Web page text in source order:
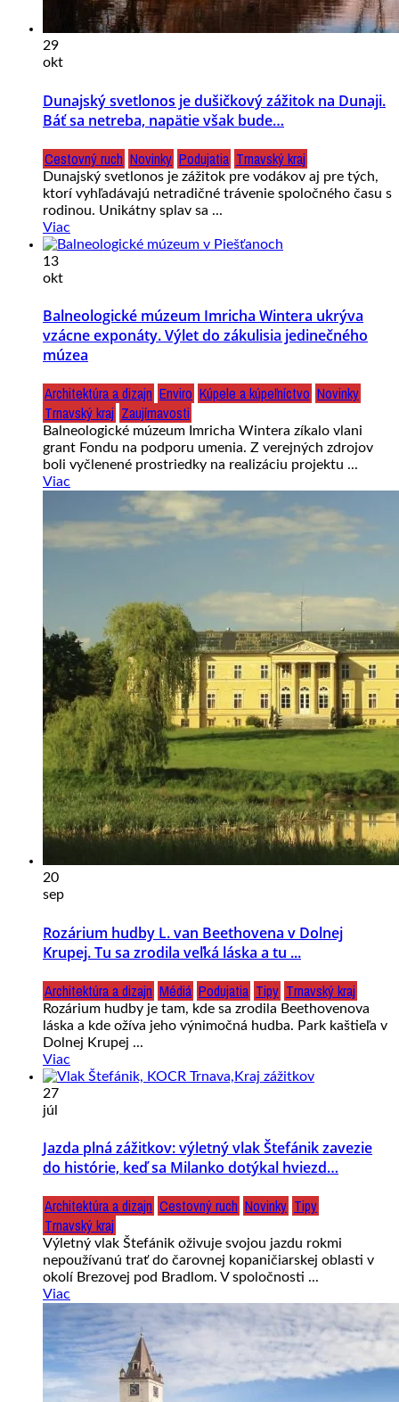
29
okt
Dunajský svetlonos je dušičkový zážitok na Dunaji.
Báť sa netreba, napätie však bude…
Cestovný ruch Novinky Podujatia Trnavský kraj
Dunajský svetlonos je zážitok pre vodákov aj pre tých,
ktorí vyhľadávajú netradičné trávenie spoločného času s
rodinou. Unikátny splav sa ...
Viac
13
okt
Balneologické múzeum Imricha Wintera ukrýva
vzácne exponáty. Výlet do zákulisia jedinečného
múzea
Architektúra a dizajn Enviro Kúpele a kúpeľníctvo Novinky
Trnavský kraj Zaujímavosti
Balneologické múzeum Imricha Wintera zíkalo vlani
grant Fondu na podporu umenia. Z verejných zdrojov
boli vyčlenené prostriedky na realizáciu projektu ...
Viac
20
sep
Rozárium hudby L. van Beethovena v Dolnej
Krupej. Tu sa zrodila veľká láska a tu ...
Architektúra a dizajn Médiá Podujatia Tipy Trnavský kraj
Rozárium hudby je tam, kde sa zrodila Beethovenova
láska a kde ožíva jeho výnimočná hudba. Park kaštieľa v
Dolnej Krupej ...
Viac
27
júl
Jazda plná zážitkov: výletný vlak Štefánik zavezie
do histórie, keď sa Milanko dotýkal hviezd…
Architektúra a dizajn Cestovný ruch Novinky Tipy
Trnavský kraj
Výletný vlak Štefánik oživuje svojou jazdu rokmi
nepoužívanú trať do čarovnej kopaničiarskej oblasti v
okolí Brezovej pod Bradlom. V spoločnosti ...
Viac